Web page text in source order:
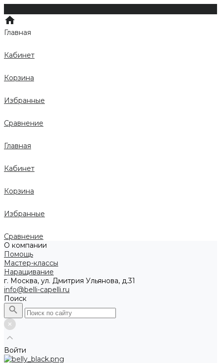
Главная
Кабинет
Корзина
Избранные
Сравнение
Главная
Кабинет
Корзина
Избранные
Сравнение
О компании
Помощь
Мастер-классы
Наращивание
г. Москва, ул. Дмитрия Ульянова, д.31
info@belli-capelli.ru
Поиск
Войти